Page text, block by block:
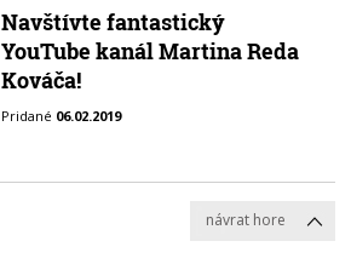
Navštívte fantastický
YouTube kanál Martina Reda
Kováča!
Pridané 06.02.2019
návrat hore